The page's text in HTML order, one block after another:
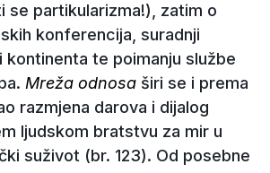
se partikularizma!), zatim o
konferencija, suradnji
kontinenta te poimanju službe
Mreža odnosa širi se i prema
razmjena darova i dijalog
ljudskom bratstvu za mir u
suživot (br. 123). Od posebne